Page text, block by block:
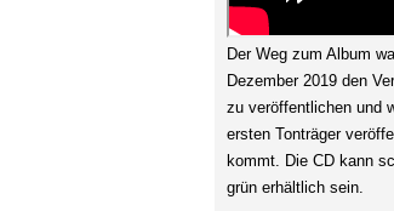
Der Weg zum Album
Dezember 2019 den
zu veröffentlichen und
ersten Tonträger
kommt. Die CD kann
grün erhältlich sein.